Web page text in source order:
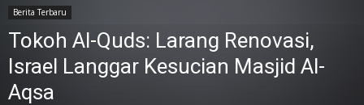
Berita Terbaru
Tokoh Al-Quds: Larang Renovasi,
Israel Langgar Kesucian Masjid Al-
Aqsa